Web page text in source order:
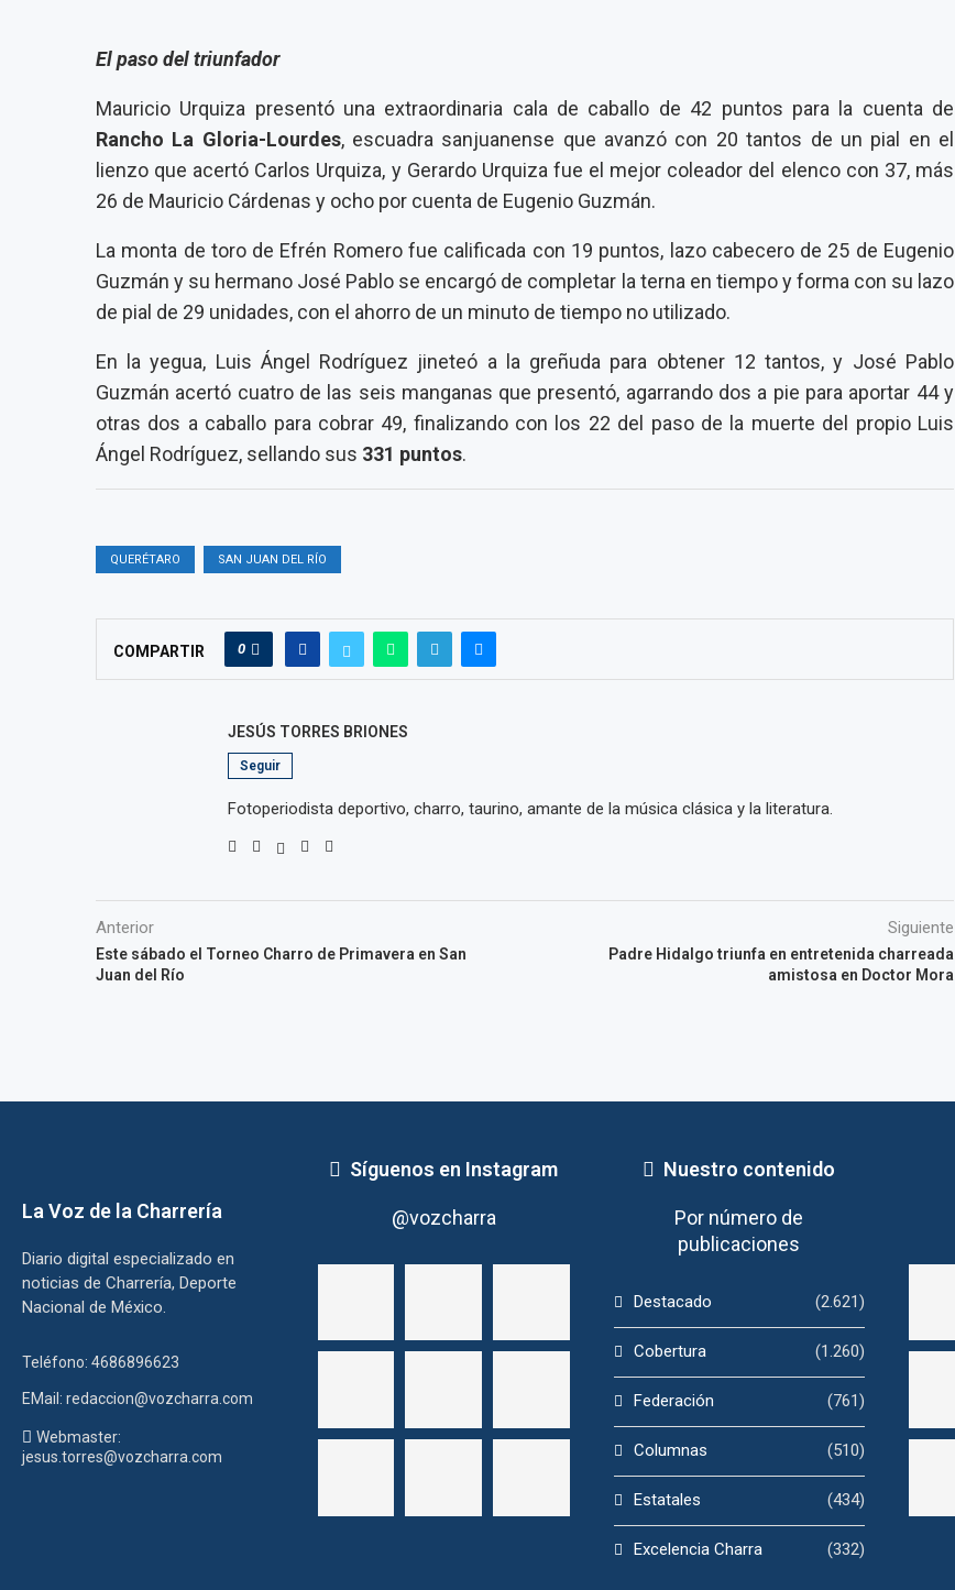
El paso del triunfador
Mauricio Urquiza presentó una extraordinaria cala de caballo de 42 puntos para la cuenta de
Rancho La Gloria-Lourdes, escuadra sanjuanense que avanzó con 20 tantos de un pial en el
lienzo que acertó Carlos Urquiza, y Gerardo Urquiza fue el mejor coleador del elenco con 37, más
26 de Mauricio Cárdenas y ocho por cuenta de Eugenio Guzmán.
La monta de toro de Efrén Romero fue calificada con 19 puntos, lazo cabecero de 25 de Eugenio
Guzmán y su hermano José Pablo se encargó de completar la terna en tiempo y forma con su lazo
de pial de 29 unidades, con el ahorro de un minuto de tiempo no utilizado.
En la yegua, Luis Ángel Rodríguez jineteó a la greñuda para obtener 12 tantos, y José Pablo
Guzmán acertó cuatro de las seis manganas que presentó, agarrando dos a pie para aportar 44 y
otras dos a caballo para cobrar 49, finalizando con los 22 del paso de la muerte del propio Luis
Ángel Rodríguez, sellando sus 331 puntos.
QUERÉTARO SAN JUAN DEL RÍO
COMPARTIR 0
JESÚS TORRES BRIONES
Seguir
Fotoperiodista deportivo, charro, taurino, amante de la música clásica y la literatura.
Anterior
Este sábado el Torneo Charro de Primavera en San
Juan del Río
Siguiente
Padre Hidalgo triunfa en entretenida charreada
amistosa en Doctor Mora
La Voz de la Charrería
Diario digital especializado en
noticias de Charrería, Deporte
Nacional de México.
Teléfono: 4686896623
EMail: redaccion@vozcharra.com
Webmaster:
jesus.torres@vozcharra.com
Síguenos en Instagram
@vozcharra
Nuestro contenido
Por número de
publicaciones
Destacado (2.621)
Cobertura (1.260)
Federación (761)
Columnas (510)
Estatales (434)
Excelencia Charra (332)